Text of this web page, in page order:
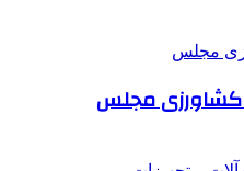
کشاورزی مجلس